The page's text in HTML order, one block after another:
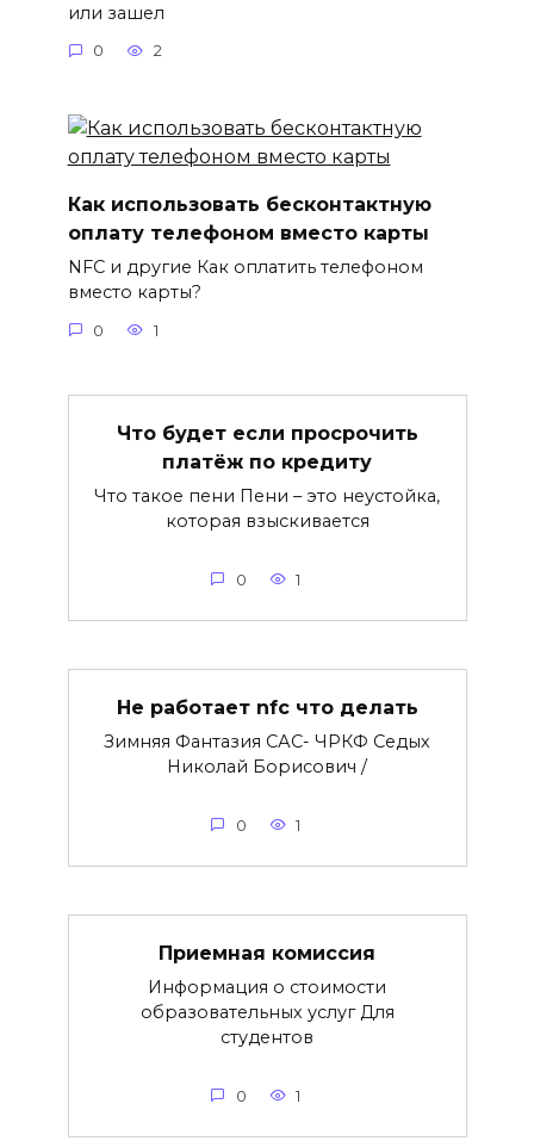
или зашел
0 2
Как использовать бесконтактную
оплату телефоном вместо карты
NFC и другие Как оплатить телефоном
вместо карты?
0 1
Что будет если просрочить
платёж по кредиту
Что такое пени Пени – это неустойка,
которая взыскивается
0 1
Не работает nfc что делать
Зимняя Фантазия САС- ЧРКФ Седых
Николай Борисович /
0 1
Приемная комиссия
Информация о стоимости
образовательных услуг Для
студентов
0 1